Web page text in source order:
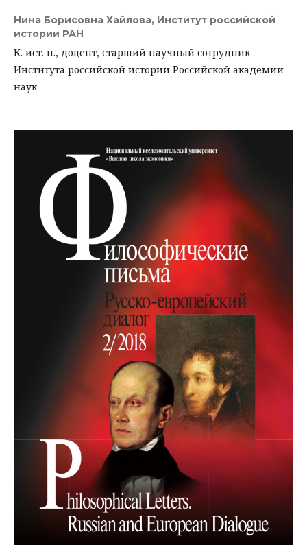
Нина Борисовна Хайлова, Институт российской
истории РАН
К. ист. н., доцент, старший научный сотрудник
Института российской истории Российской академии
наук